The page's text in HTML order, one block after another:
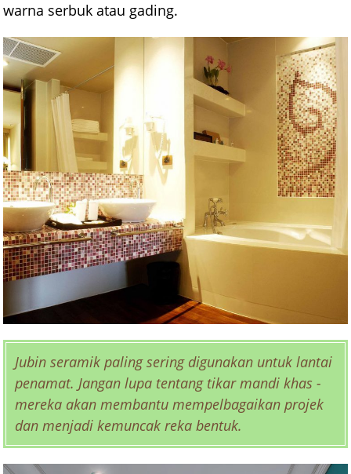
warna serbuk atau gading.
Jubin seramik paling sering digunakan untuk lantai
penamat. Jangan lupa tentang tikar mandi khas -
mereka akan membantu mempelbagaikan projek
dan menjadi kemuncak reka bentuk.